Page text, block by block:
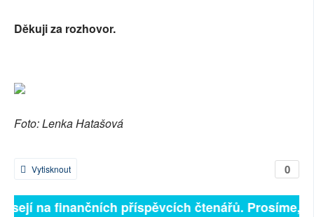
Děkuji za rozhovor.
Foto: Lenka Hatašová
0
Vytisknout
na finančních příspěvcích čtenářů. Prosíme,